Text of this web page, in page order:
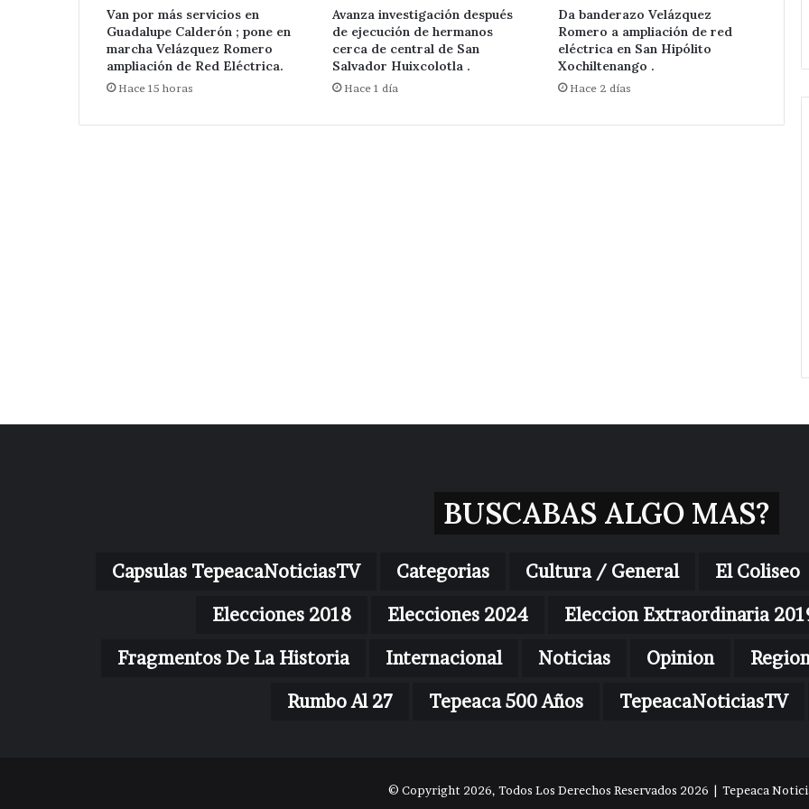
Van por más servicios en
Guadalupe Calderón ; pone en
marcha Velázquez Romero
ampliación de Red Eléctrica.
Hace 15 horas
Avanza investigación después
de ejecución de hermanos
cerca de central de San
Salvador Huixcolotla .
Hace 1 día
Da banderazo Velázquez
Romero a ampliación de red
eléctrica en San Hipólito
Xochiltenango .
Hace 2 días
Zoyapetlayoca
Zoyapetlayoca .
en
marcha
Velázquez
ampliación de Red Eléctrica.
BUSCABAS ALGO MAS?
Capsulas TepeacaNoticiasTV Categorias Cultura / General El Coliseo
Elecciones 2018
Elecciones 2024 Eleccion Extraordinaria
Fragmentos De La Historia
Internacional Noticias Opinion
Rumbo Al 27
Tepeaca 500 Años TepeacaNoticiasTV
© Copyright 2026, Todos Los Derechos Reservados 2026 | Tepeaca